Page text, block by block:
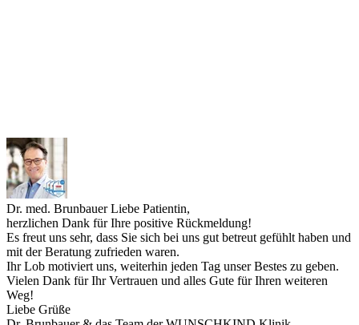
Dr. med. BrunbauerLiebe Patientin,
herzlichen Dank für Ihre positive Rückmeldung!
Es freut uns sehr, dass Sie sich bei uns gut betreut gefühlt haben und
mit der Beratung zufrieden waren.
Ihr Lob motiviert uns, weiterhin jeden Tag unser Bestes zu geben.
Vielen Dank für Ihr Vertrauen und alles Gute für Ihren weiteren
Weg!
Liebe Grüße